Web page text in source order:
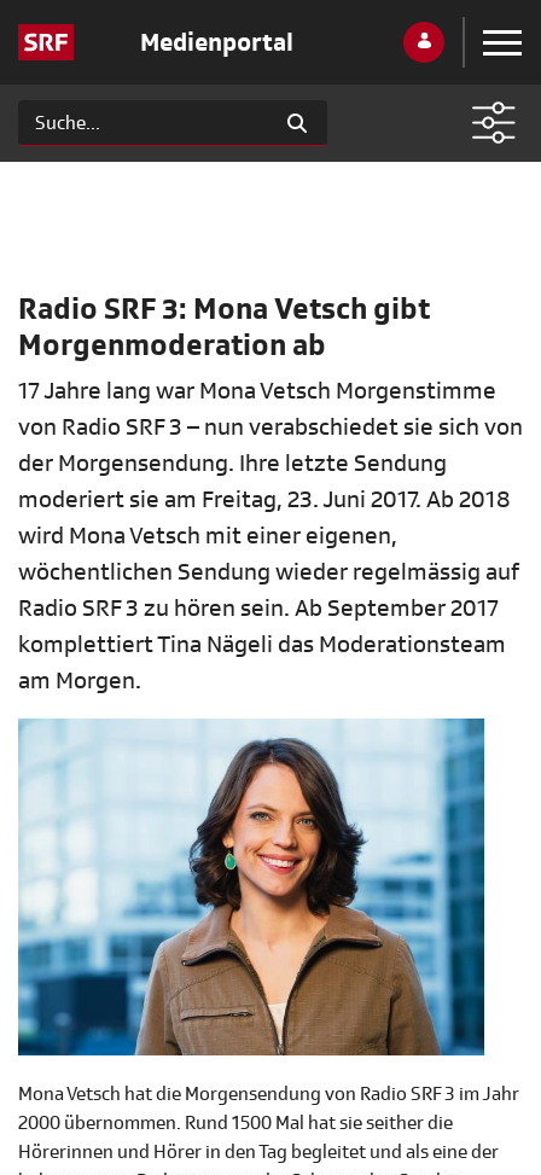
Medienportal
Radio SRF 3: Mona Vetsch gibt
Morgenmoderation ab
17 Jahre lang war Mona Vetsch Morgenstimme
von Radio SRF 3 – nun verabschiedet sie sich von
der Morgensendung. Ihre letzte Sendung
moderiert sie am Freitag, 23. Juni 2017. Ab 2018
wird Mona Vetsch mit einer eigenen,
wöchentlichen Sendung wieder regelmässig auf
Radio SRF 3 zu hören sein. Ab September 2017
komplettiert Tina Nägeli das Moderationsteam
am Morgen.
Mona Vetsch hat die Morgensendung von Radio SRF 3 im Jahr
2000 übernommen. Rund 1500 Mal hat sie seither die
Hörerinnen und Hörer in den Tag begleitet und als eine der